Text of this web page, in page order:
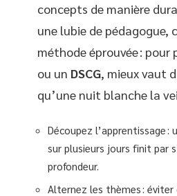
concepts de manière
une lubie de pédagogue,
méthode éprouvée : pour
ou un DSCG, mieux vaut
qu’une nuit blanche la
Découpez l’apprentissage
sur plusieurs jours finit par
profondeur.
Alternez les thèmes : éviter